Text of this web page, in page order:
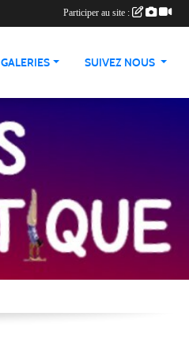
GALERIES SUIVEZ NOUS
Participer au site :